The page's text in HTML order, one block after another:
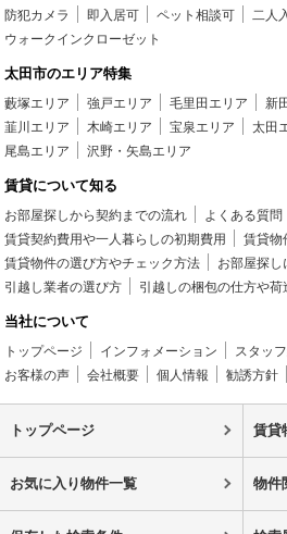
防犯カメラ
即入居可 ペット相談可
二人
ウォークインクローゼット
太田市のエリア特集
藪塚エリア 強戸エリア 毛里田エリア 新
韮川エリア
木崎エリア 宝泉エリア 太田
尾島エリア
沢野・矢島エリア
賃貸について知る
お部屋探しから契約までの流れ よくある質問
賃貸契約費用や一人暮らしの初期費用
賃貸物
賃貸物件の選び方やチェック方法
お部屋探し
引越し業者の選び方
引越しの梱包の仕方や荷
当社について
トップページ インフォメーション スタッ
お客様の声
会社概要 個人情報 勧誘方針
トップページ 賃貸
お気に入り物件一覧 物件